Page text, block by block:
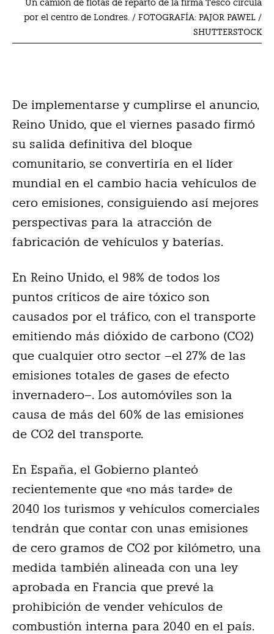
Un camión de flotas de reparto de la firma Tesco circula
por el centro de Londres. / FOTOGRAFÍA: PAJOR PAWEL /
SHUTTERSTOCK
De implementarse y cumplirse el anuncio,
Reino Unido, que el viernes pasado firmó
su salida definitiva del bloque
comunitario, se convertiría en el líder
mundial en el cambio hacia vehículos de
cero emisiones, consiguiendo así mejores
perspectivas para la atracción de
fabricación de vehículos y baterías.
En Reino Unido, el 98% de todos los
puntos críticos de aire tóxico son
causados por el tráfico, con el transporte
emitiendo más dióxido de carbono (CO2)
que cualquier otro sector –el 27% de las
emisiones totales de gases de efecto
invernadero–. Los automóviles son la
causa de más del 60% de las emisiones
de CO2 del transporte.
En España, el Gobierno planteó
recientemente que «no más tarde» de
2040 los turismos y vehículos comerciales
tendrán que contar con unas emisiones
de cero gramos de CO2 por kilómetro, una
medida también alineada con una ley
aprobada en Francia que prevé la
prohibición de vender vehículos de
combustión interna para 2040 en el país.